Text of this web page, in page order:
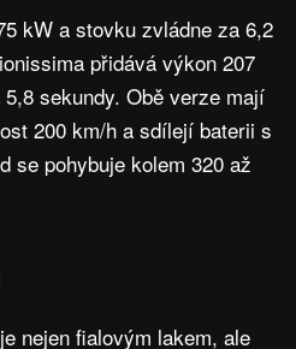
kW a stovku zvládne za 6,2
přidává výkon 207
sekundy. Obě verze mají
200 km/h a sdílejí baterii s
se pohybuje kolem 320 až
nejen fialovým lakem, ale